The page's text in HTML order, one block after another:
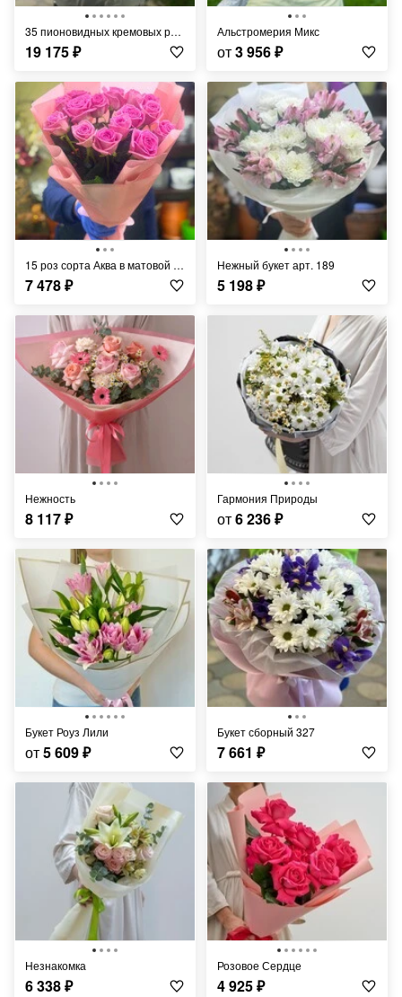
35 пионовидных кремовых роз Кандилайт
19 175₽
Альстромерия Микс
от3 956₽
15 роз сорта Аква в матовой пленке.
7 478₽
Нежный букет арт. 189
5 198₽
Нежность
8 117₽
Гармония Природы
от6 236₽
Букет Роуз Лили
от5 609₽
Букет сборный 327
7 661 ₽
Незнакомка
6 338₽
Розовое Сердце
4 925₽